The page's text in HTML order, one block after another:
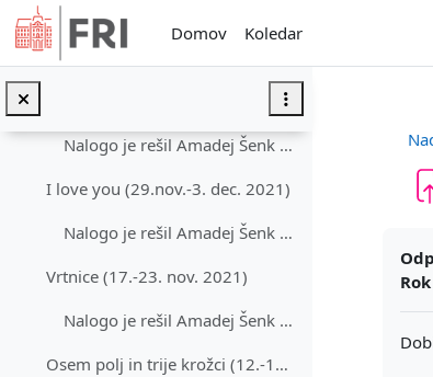
Preskoči na glavno vsebino
Domov
Koledar
Nalogo je rešil Amadej Šenk Juh (kopiraj)
I love you (29.nov.-3. dec. 2021)
Nalogo je rešil Amadej Šenk Juh:
Vrtnice (17.-23. nov. 2021)
Nalogo je rešil Amadej Šenk Juh:purple pulper (13 ... (kopiraj)
Osem polj in trije krožci (12.-16. nov. 2021)